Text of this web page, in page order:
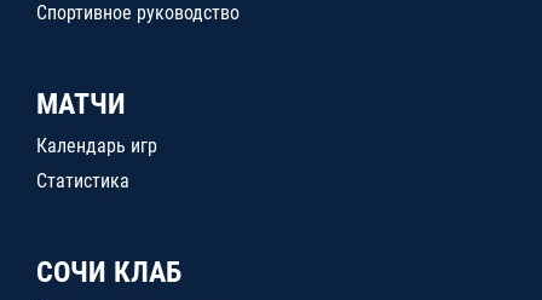
Спортивное руководство
МАТЧИ
Календарь игр
Статистика
СОЧИ КЛАБ